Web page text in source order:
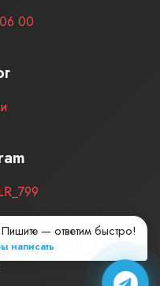
00
| Мы на рынке –
— ответим быстро!
написать